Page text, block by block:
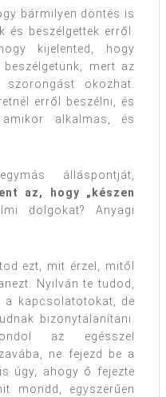
bármilyen döntés is
és beszélgettek erről.
kijelented, hogy
mert az
okozhat.
erről beszélni, és
alkalmas, és
álláspontját,
az, hogy „készen
dolgokat? Anyagi
ezt, mit érzel, mitől
Nyilván te tudod,
kapcsolatotokat, de
bizonytalanítani.
az egésszel
ne fejezd be a
úgy, ahogy ő fejezte
mondd, egyszerűen